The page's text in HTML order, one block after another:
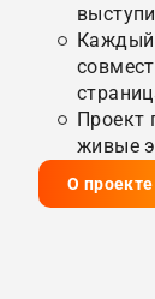
Каждый
Проект
живые
О проекте